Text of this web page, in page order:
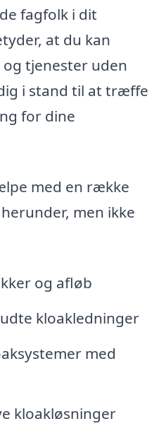
fagfolk i dit
at du kan
tjenester uden
i stand til at træffe
for dine
med en række
men ikke
og afløb
kloakledninger
med
kloakløsninger